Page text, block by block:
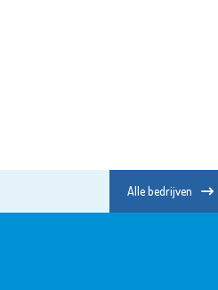
Alle bedrijven